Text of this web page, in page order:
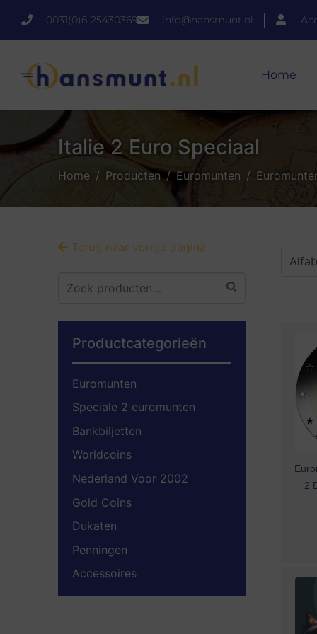
0031(0)6-25430369 info@hansmunt.nl
Home
Italie 2 Euro Speciaal
Home Producten Euromunten
2
Terug naar vorige pagina
Productcategorieën
Euromunten
Speciale 2 euromunten
Bankbiljetten
Worldcoins
Nederland Voor 2002
Gold Coins
Dukaten
Penningen
Accessoires